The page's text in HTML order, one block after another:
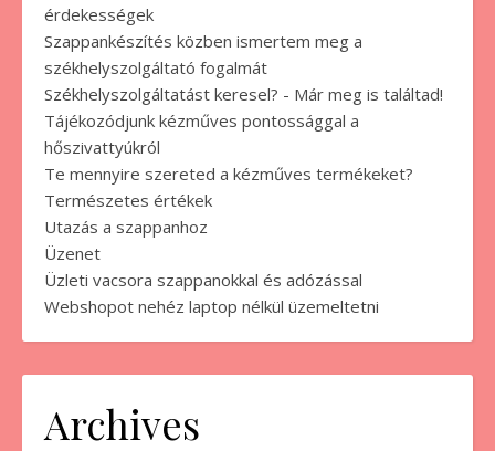
érdekességek
Szappankészítés közben ismertem meg a
székhelyszolgáltató fogalmát
Székhelyszolgáltatást keresel? - Már meg is találtad!
Tájékozódjunk kézműves pontossággal a
hőszivattyúkról
Te mennyire szereted a kézműves termékeket?
Természetes értékek
Utazás a szappanhoz
Üzenet
Üzleti vacsora szappanokkal és adózással
Webshopot nehéz laptop nélkül üzemeltetni
Archives